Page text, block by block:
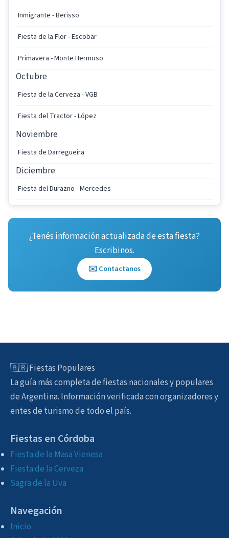
Inmigrante - Berisso
Fiesta de la Flor - Escobar
Primavera - Monte Hermoso
Octubre
Fiesta de la Cerveza - VGB
Fiesta del Tractor - López
Noviembre
Fiesta de Darregueira
Diciembre
Fiesta del Durazno - Mercedes
¿Tenés información actualizada de esta fiesta?
Escribinos.
✉️ Contactanos
🇦🇷 Fiestas Populares
La guía más completa de fiestas nacionales y populares
de Argentina. Información verificada con organizadores y
entes de turismo de todo el país.
Fiestas en Córdoba
Fiesta de la Masa Vienesa
Fiesta de la Cerveza
Sagra de la Uva
Navegación
Inicio